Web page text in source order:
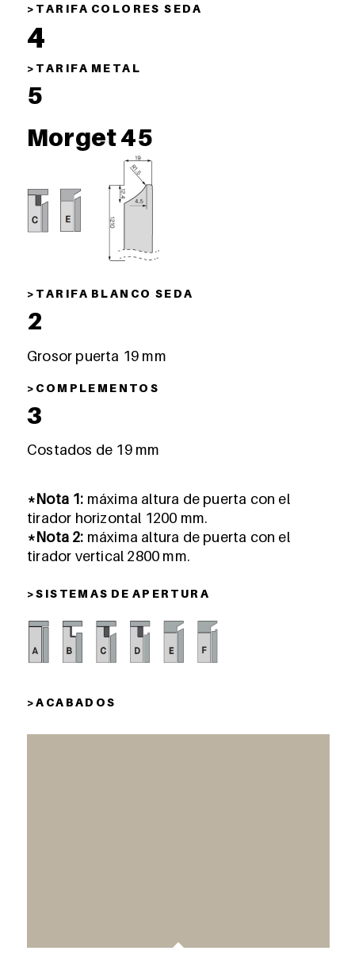
> T A R I F A C O L O R E S S E D A
4
> T A R I F A M E T A L
5
Morget 45
> T A R I F A B L A N C O S E D A
2
Grosor puerta 19 mm
> C O M P L E M E N T O S
3
Costados de 19 mm
*Nota 1: máxima altura de puerta con el
tirador horizontal 1200 mm.
*Nota 2: máxima altura de puerta con el
tirador vertical 2800 mm.
> S I S T E M A S D E A P E R T U R A
> A C A B A D O S